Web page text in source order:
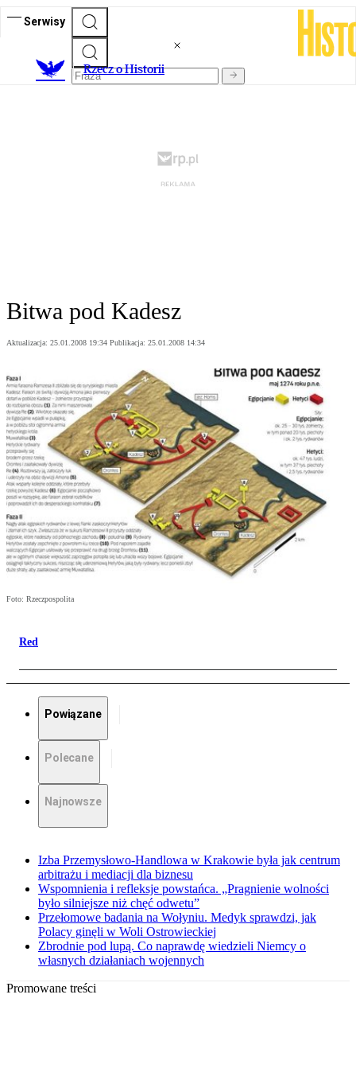
Serwisy
Rzecz o Historii
Bitwa pod Kadesz
Aktualizacja: 25.01.2008 19:34 Publikacja: 25.01.2008 14:34
Foto: Rzeczpospolita
Red
Powiązane
Polecane
Najnowsze
Izba Przemysłowo-Handlowa w Krakowie była jak centrum
arbitrażu i mediacji dla biznesu
Wspomnienia i refleksje powstańca. „Pragnienie wolności
było silniejsze niż chęć odwetu”
Przełomowe badania na Wołyniu. Medyk sprawdzi, jak
Polacy ginęli w Woli Ostrowieckiej
Zbrodnie pod lupą. Co naprawdę wiedzieli Niemcy o
własnych działaniach wojennych
Promowane treści